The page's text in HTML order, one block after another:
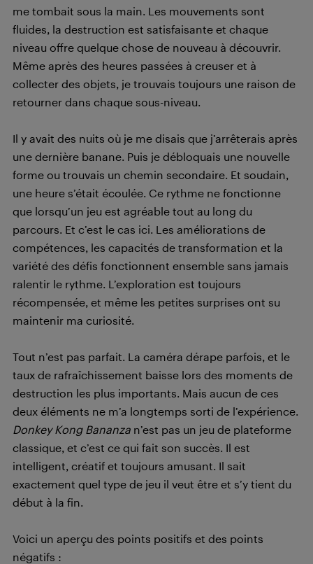
me tombait sous la main. Les mouvements sont
fluides, la destruction est satisfaisante et chaque
niveau offre quelque chose de nouveau à découvrir.
Même après des heures passées à creuser et à
collecter des objets, je trouvais toujours une raison de
retourner dans chaque sous-niveau.
Il y avait des nuits où je me disais que j’arrêterais après
une dernière banane. Puis je débloquais une nouvelle
forme ou trouvais un chemin secondaire. Et soudain,
une heure s’était écoulée. Ce rythme ne fonctionne
que lorsqu’un jeu est agréable tout au long du
parcours. Et c’est le cas ici. Les améliorations de
compétences, les capacités de transformation et la
variété des défis fonctionnent ensemble sans jamais
ralentir le rythme. L’exploration est toujours
récompensée, et même les petites surprises ont su
maintenir ma curiosité.
Tout n’est pas parfait. La caméra dérape parfois, et le
taux de rafraîchissement baisse lors des moments de
destruction les plus importants. Mais aucun de ces
deux éléments ne m’a longtemps sorti de l’expérience.
Donkey Kong Bananza n’est pas un jeu de plateforme
classique, et c’est ce qui fait son succès. Il est
intelligent, créatif et toujours amusant. Il sait
exactement quel type de jeu il veut être et s’y tient du
début à la fin.
Voici un aperçu des points positifs et des points
négatifs :